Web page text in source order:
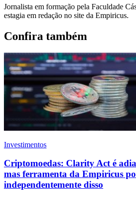
Jornalista em formação pela Faculdade
estagia em redação no site da Empiricus.
Confira também
Investimentos
Criptomoedas: Clarity Act é
mas ferramenta da Empiricus
independentemente disso